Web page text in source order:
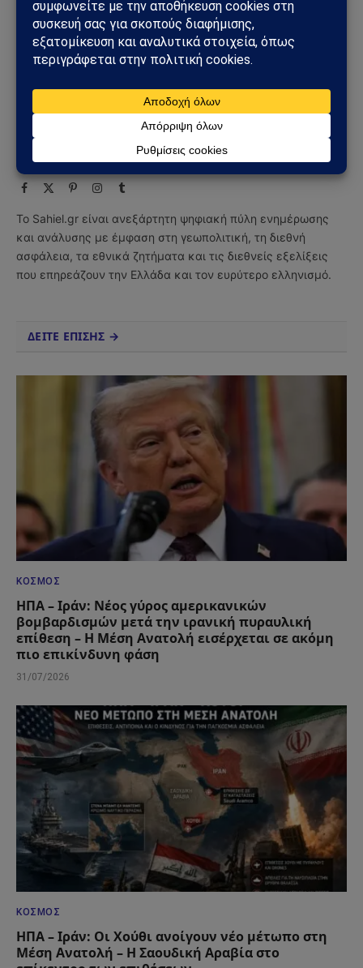
Ακολουθήστε στο YouTube
Twitter
Sahiel Newsroom
Facebook PinterestInstagram
Tumblr
Το Sahiel.gr είναι ανεξάρτητη ψηφιακή πύλη ενημέρωσης
και ανάλυσης με έμφαση στη γεωπολιτική, τη διεθνή
ασφάλεια, τα εθνικά ζητήματα και τις διεθνείς εξελίξεις
που επηρεάζουν την Ελλάδα και τον ευρύτερο ελληνισμό.
ΔΕΙΤΕ ΕΠΙΣΗΣ →
ΚΌΣΜΟΣ
ΗΠΑ – Ιράν: Νέος γύρος αμερικανικών
βομβαρδισμών μετά την ιρανική πυραυλική
επίθεση – Η Μέση Ανατολή εισέρχεται σε ακόμη
πιο επικίνδυνη φάση
31/07/2026
ΚΌΣΜΟΣ
ΗΠΑ – Ιράν: Οι Χούθι ανοίγουν νέο μέτωπο στη
Μέση Ανατολή – Η Σαουδική Αραβία στο